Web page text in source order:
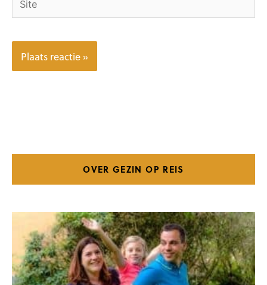
OVER GEZIN OP REIS